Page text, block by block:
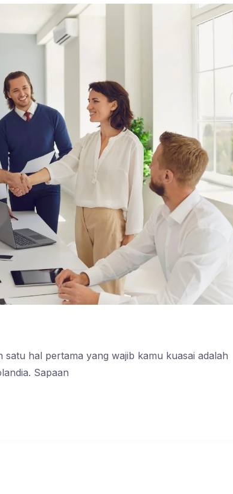
satu hal pertama yang wajib kamu kuasai adalah
Sapaan